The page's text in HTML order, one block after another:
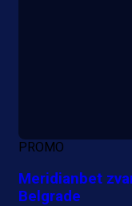
PROMO
Meridianbet
Belgrade